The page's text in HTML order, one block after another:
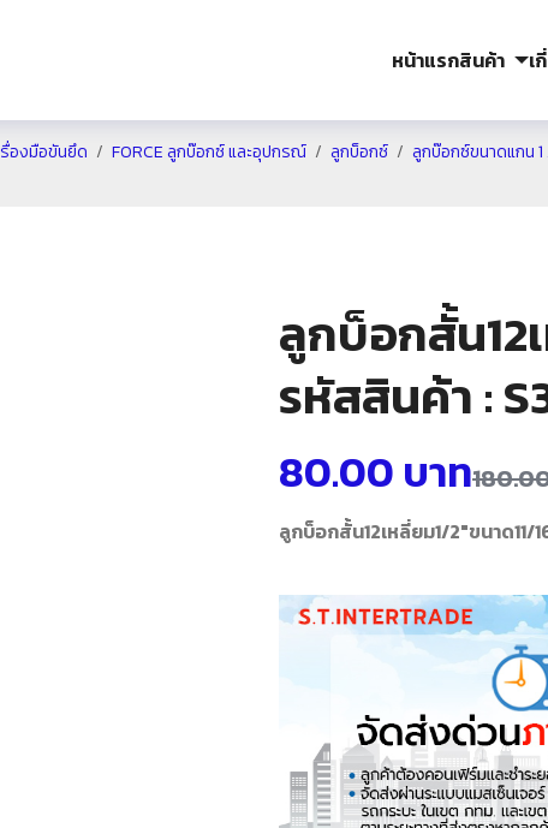
หน้าแรกสินค้า เ
รื่องมือขันยึด FORCE ลูกบ๊อกซ์ และอุปกรณ์ ลูกบ็อกซ์
ลูกบ๊อกซ์ขนาดแกน 1
ลูกบ็อกสั้น12
รหัสสินค้า :
80.00 บาท
ลูกบ็อกสั้น12เหลี่ยม1/2"ขนาด11/